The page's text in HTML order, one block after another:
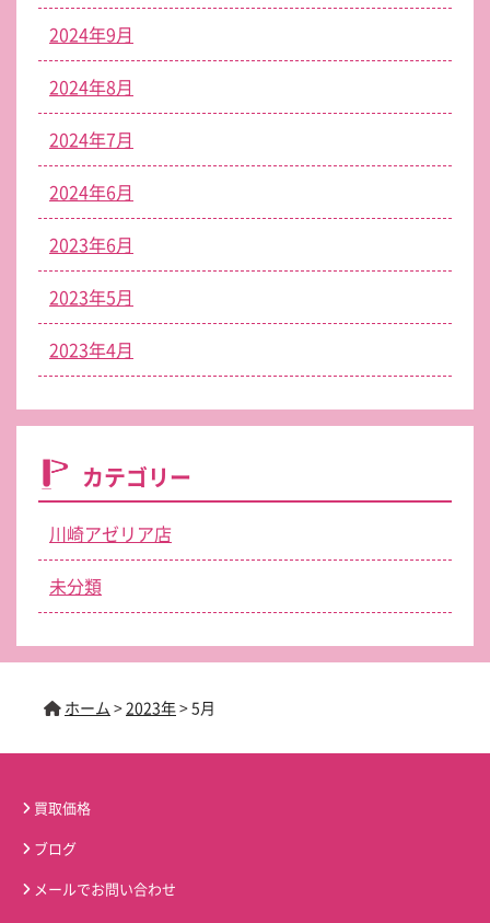
2024年9月
2024年8月
2024年7月
2024年6月
2023年6月
2023年5月
2023年4月
カテゴリー
川崎アゼリア店
未分類
ホーム >2023年> 5月
買取価格
ブログ
メールでお問い合わせ